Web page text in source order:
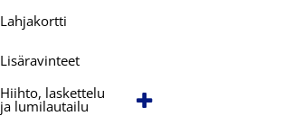
Lahjakortti
Lisäravinteet
Hiihto, laskettelu
ja lumilautailu